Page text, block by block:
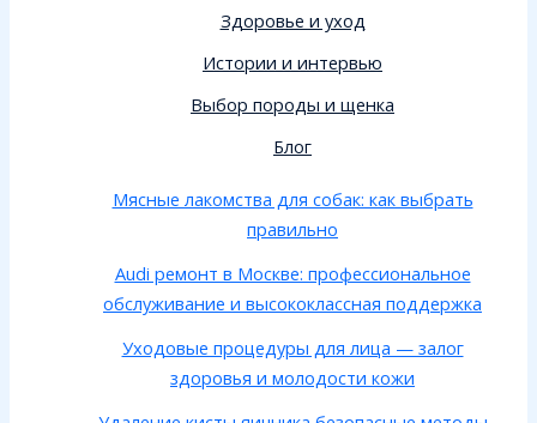
Здоровье и уход
Истории и интервью
Выбор породы и щенка
Блог
Мясные лакомства для собак: как выбрать
правильно
Audi ремонт в Москве: профессиональное
обслуживание и высококлассная поддержка
Уходовые процедуры для лица — залог
здоровья и молодости кожи